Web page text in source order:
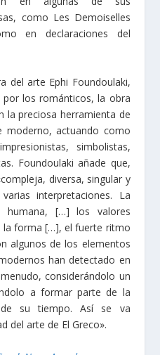
como Les Demoiselles
en declaraciones del
del arte Ephi Foundoulaki,
por los románticos, la obra
la preciosa herramienta de
moderno, actuando como
simbolistas,
Foundoulaki añade que,
diversa, singular y
interpretaciones. La
humana, […] los valores
la forma […], el fuerte ritmo
algunos de los elementos
han detectado en
considerándolo un
a formar parte de la
su tiempo. Así se va
del arte de El Greco».